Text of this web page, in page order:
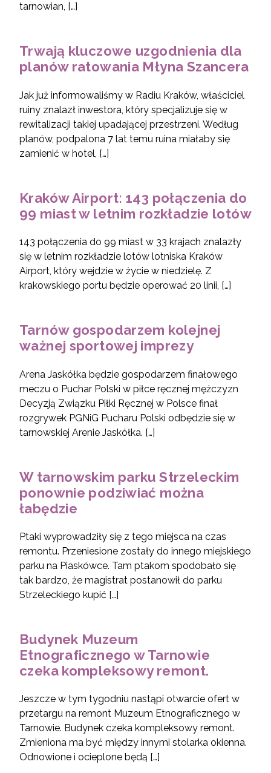
tarnowian, […]
Trwają kluczowe uzgodnienia dla
planów ratowania Młyna Szancera
Jak już informowaliśmy w Radiu Kraków, właściciel
ruiny znalazł inwestora, który specjalizuje się w
rewitalizacji takiej upadającej przestrzeni. Według
planów, podpalona 7 lat temu ruina miałaby się
zamienić w hotel, […]
Kraków Airport: 143 połączenia do
99 miast w letnim rozkładzie lotów
143 połączenia do 99 miast w 33 krajach znalazły
się w letnim rozkładzie lotów lotniska Kraków
Airport, który wejdzie w życie w niedzielę. Z
krakowskiego portu będzie operować 20 linii, […]
Tarnów gospodarzem kolejnej
ważnej sportowej imprezy
Arena Jaskółka będzie gospodarzem finałowego
meczu o Puchar Polski w piłce ręcznej mężczyzn
Decyzją Związku Piłki Ręcznej w Polsce finał
rozgrywek PGNiG Pucharu Polski odbędzie się w
tarnowskiej Arenie Jaskółka. […]
W tarnowskim parku Strzeleckim
ponownie podziwiać można
łabędzie
Ptaki wyprowadziły się z tego miejsca na czas
remontu. Przeniesione zostały do innego miejskiego
parku na Piaskówce. Tam ptakom spodobało się
tak bardzo, że magistrat postanowił do parku
Strzeleckiego kupić […]
Budynek Muzeum
Etnograficznego w Tarnowie
czeka kompleksowy remont.
Jeszcze w tym tygodniu nastąpi otwarcie ofert w
przetargu na remont Muzeum Etnograficznego w
Tarnowie. Budynek czeka kompleksowy remont.
Zmieniona ma być między innymi stolarka okienna.
Odnowione i ocieplone będą […]